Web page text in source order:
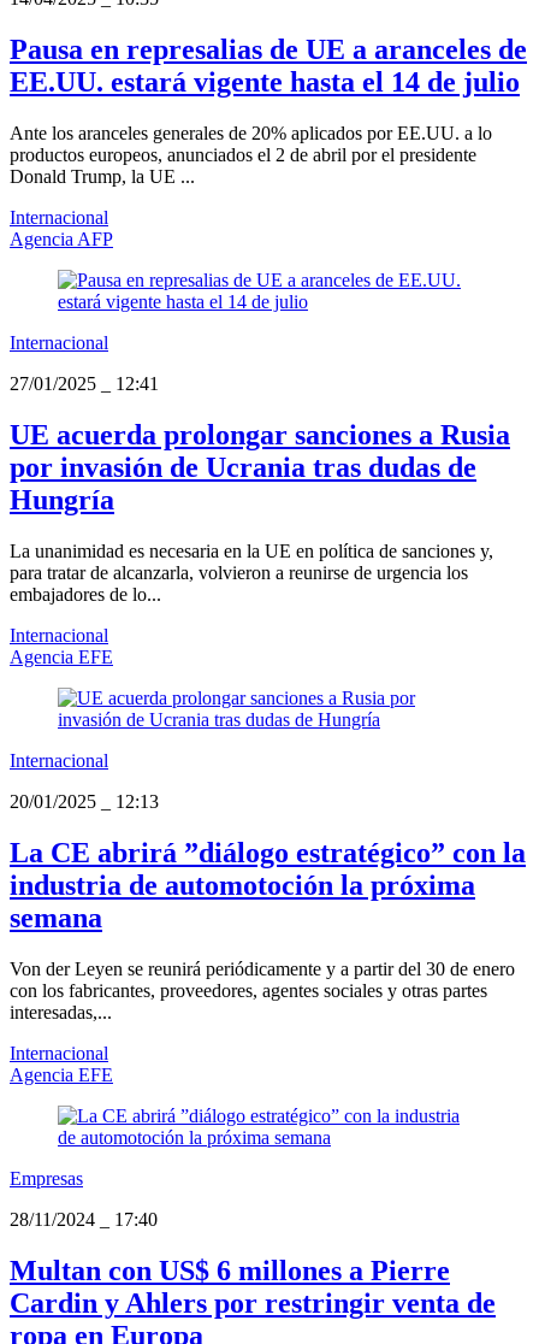
Pausa en represalias de UE a aranceles de
EE.UU. estará vigente hasta el 14 de julio
Ante los aranceles generales de 20% aplicados por EE.UU. a lo
productos europeos, anunciados el 2 de abril por el presidente
Donald Trump, la UE ...
Internacional
Agencia AFP
Internacional
27/01/2025
12:41
UE acuerda prolongar sanciones a Rusia
por invasión de Ucrania tras dudas de
Hungría
La unanimidad es necesaria en la UE en política de sanciones y,
para tratar de alcanzarla, volvieron a reunirse de urgencia los
embajadores de lo...
Internacional
Agencia EFE
Internacional
20/01/2025
12:13
La CE abrirá ”diálogo estratégico” con la
industria de automotoción la próxima
semana
Von der Leyen se reunirá periódicamente y a partir del 30 de enero
con los fabricantes, proveedores, agentes sociales y otras partes
interesadas,...
Internacional
Agencia EFE
Empresas
28/11/2024
17:40
Multan con US$ 6 millones a Pierre
Cardin y Ahlers por restringir venta de
ropa en Europa